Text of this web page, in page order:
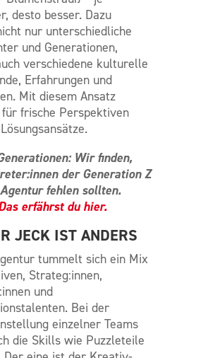
desto besser. Dazu
nur unterschiedliche
und Generationen,
verschiedene kulturelle
Erfahrungen und
Mit diesem Ansatz
frische Perspektiven
Wir finden,
der Generation Z
fehlen sollten.
erfährst du hier.
JECK IST ANDERS
tummelt sich ein Mix
Strateg:innen,
und
Bei der
einzelner Teams
die Skills wie Puzzleteile